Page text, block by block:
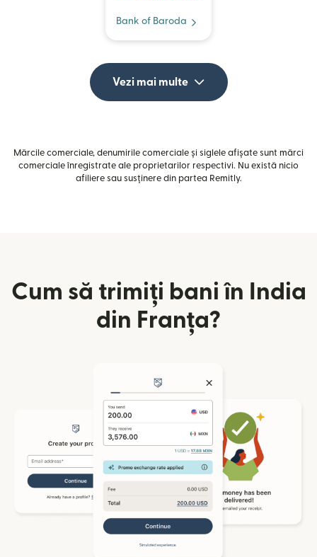
Bank of Baroda
Vezi mai multe
Mărcile comerciale, denumirile comerciale și siglele afișate sunt mărci
comerciale înregistrate ale proprietarilor respectivi. Nu există nicio
afiliere sau susținere din partea Remitly.
Cum să trimiți bani în India
din Franța?